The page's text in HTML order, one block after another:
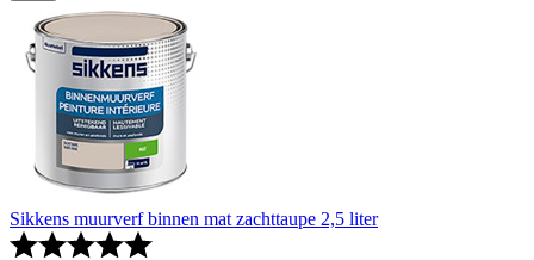
Sikkens muurverf binnen mat zachttaupe 2,5 liter